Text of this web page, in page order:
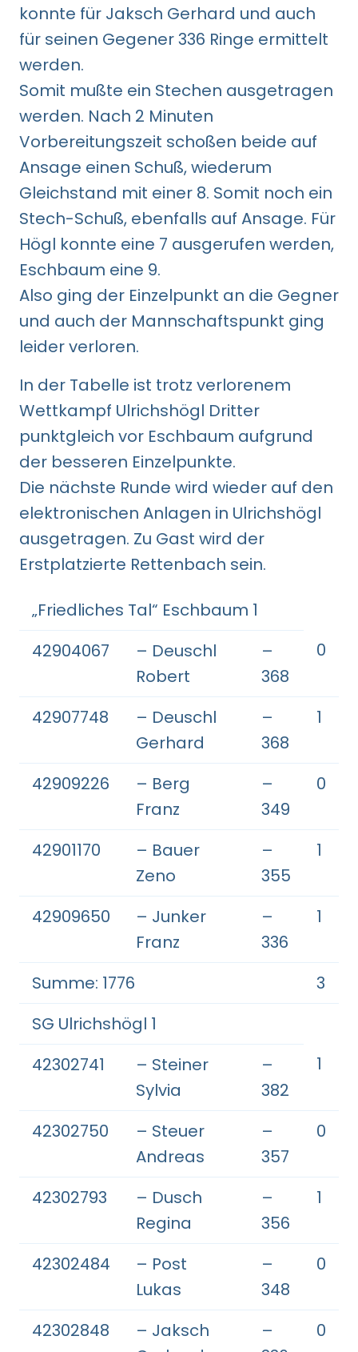
konnte für Jaksch Gerhard und auch
für seinen Gegener 336 Ringe ermittelt
werden.
Somit mußte ein Stechen ausgetragen
werden. Nach 2 Minuten
Vorbereitungszeit schoßen beide auf
Ansage einen Schuß, wiederum
Gleichstand mit einer 8. Somit noch ein
Stech-Schuß, ebenfalls auf Ansage. Für
Högl konnte eine 7 ausgerufen werden,
Eschbaum eine 9.
Also ging der Einzelpunkt an die Gegner
und auch der Mannschaftspunkt ging
leider verloren.
In der Tabelle ist trotz verlorenem
Wettkampf Ulrichshögl Dritter
punktgleich vor Eschbaum aufgrund
der besseren Einzelpunkte.
Die nächste Runde wird wieder auf den
elektronischen Anlagen in Ulrichshögl
ausgetragen. Zu Gast wird der
Erstplatzierte Rettenbach sein.
„Friedliches Tal“ Eschbaum 1
42904067
– Deuschl
Robert
–
368
0
42907748
– Deuschl
Gerhard
–
368
1
42909226
– Berg
Franz
–
349
0
42901170
– Bauer
Zeno
–
355
1
42909650
– Junker
Franz
–
336
1
Summe: 1776
3
SG Ulrichshögl 1
42302741
– Steiner
Sylvia
–
382
1
42302750
– Steuer
Andreas
–
357
0
42302793
– Dusch
Regina
–
356
1
42302484
– Post
Lukas
–
348
0
42302848
– Jaksch
–
0